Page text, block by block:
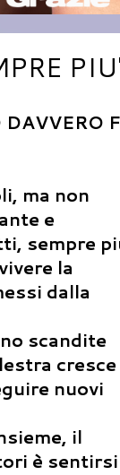
ma non
e
sempre
la
dalla
scandite
cresce
nuovi
il
è sentirsi